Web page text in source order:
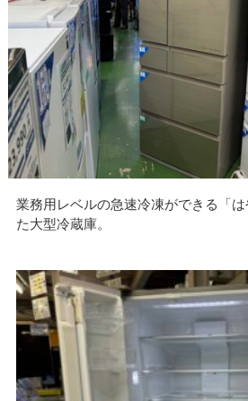
業務用レベルの急速冷凍ができる「
た大型冷蔵庫。